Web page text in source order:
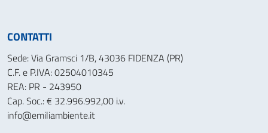
CONTATTI
Sede: Via Gramsci 1/B, 43036 FIDENZA (PR)
C.F. e P.IVA: 02504010345
REA: PR - 243950
Cap. Soc.: € 32.996.992,00 i.v.
info@emiliambiente.it